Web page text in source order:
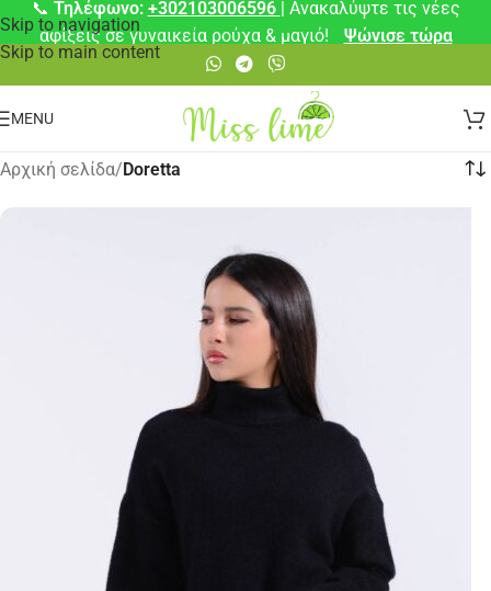
Skip to navigation
Skip to main content
📞 Τηλέφωνο: +302103006596 | Ανακαλύψτε τις νέες
αφίξεις σε γυναικεία ρούχα & μαγιό!
Ψώνισε τώρα
MENU
Αρχική σελίδα/Doretta